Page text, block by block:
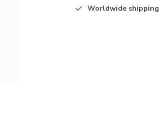
Worldwide shipping